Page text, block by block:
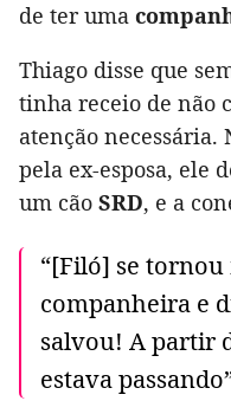
de ter uma
Thiago disse que
tinha receio de não
atenção
pela ex-esposa, ele
um cão SRD, e a
“[Filó] se
companheira e
salvou! A partir
estava